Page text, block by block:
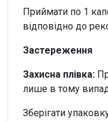
Приймати по 1
відповідно до
Застереження
Захисна плівка:
лише в тому
Зберігати